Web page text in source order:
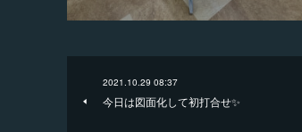
2021.10.29 08:37
今日は図面化して初打合せ✨